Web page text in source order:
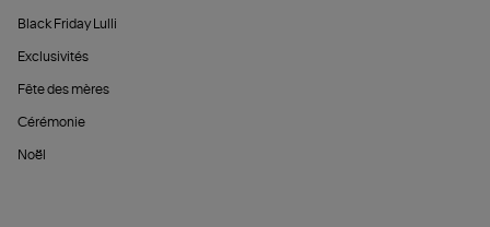
Black Friday Lulli
Exclusivités
Fête des mères
Cérémonie
Noël